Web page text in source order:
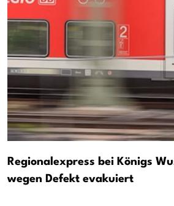
Regionalexpress bei Königs
wegen Defekt evakuiert